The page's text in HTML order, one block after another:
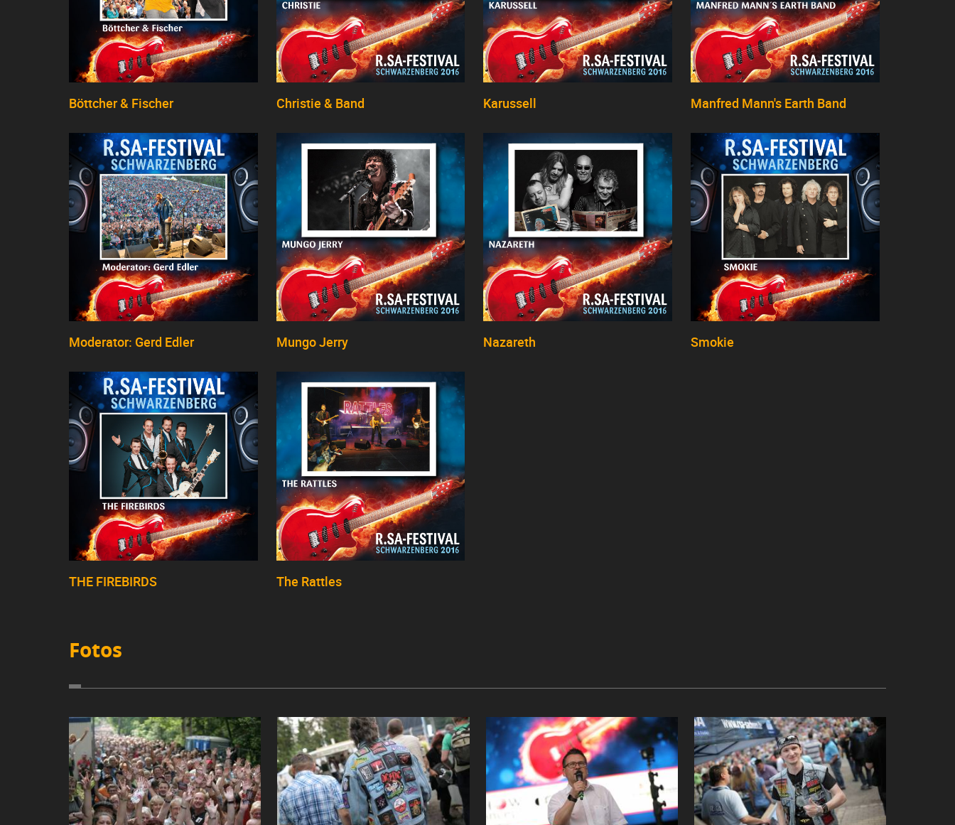
Böttcher & Fischer Christie & Band Karussell Manfred Mann's Earth Band
Moderator: Gerd Edler Mungo Jerry Nazareth Smokie
THE FIREBIRDS The Rattles
Fotos